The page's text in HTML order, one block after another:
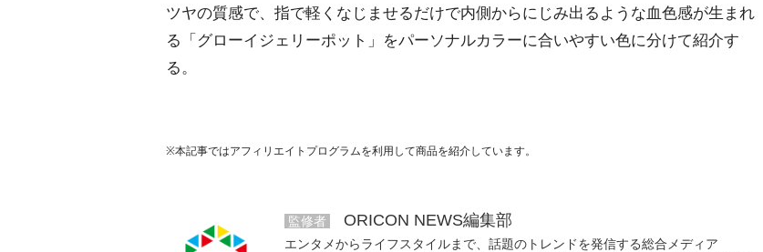
ツヤの質感で、指で軽くなじませるだけで内側からにじみ出るような血色感が生まれ
る「グローイジェリーポット」をパーソナルカラーに合いやすい色に分けて紹介す
る。
※本記事ではアフィリエイトプログラムを利用して商品を紹介しています。
監修者 ORICON NEWS編集部
エンタメからライフスタイルまで、話題のトレンドを発信する総合メディア